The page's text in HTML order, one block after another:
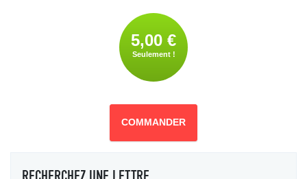
5,00 €
Seulement !
COMMANDER